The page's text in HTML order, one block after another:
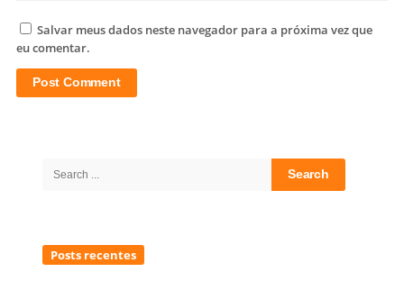
Salvar meus dados neste navegador para a próxima vez que
eu comentar.
Search
Posts recentes